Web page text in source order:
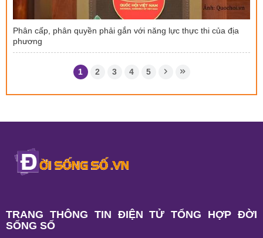
Phân cấp, phân quyền phải gắn với năng lực thực thi của địa
phương
1 2 3 4 5
TRANG THÔNG TIN ĐIỆN TỬ TỔNG HỢP ĐỜI
SỐNG SỐ